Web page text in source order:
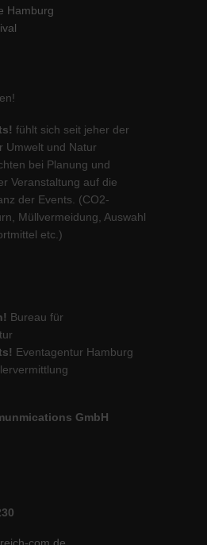
Hamburg
fühlt sich seit jeher der
Umwelt und Natur
bei Planung und
Veranstaltung auf die
der Events. (CO2-
Müllvermeidung, Auswahl
etc.)
Bureau für
Eventagentur Hamburg
GmbH